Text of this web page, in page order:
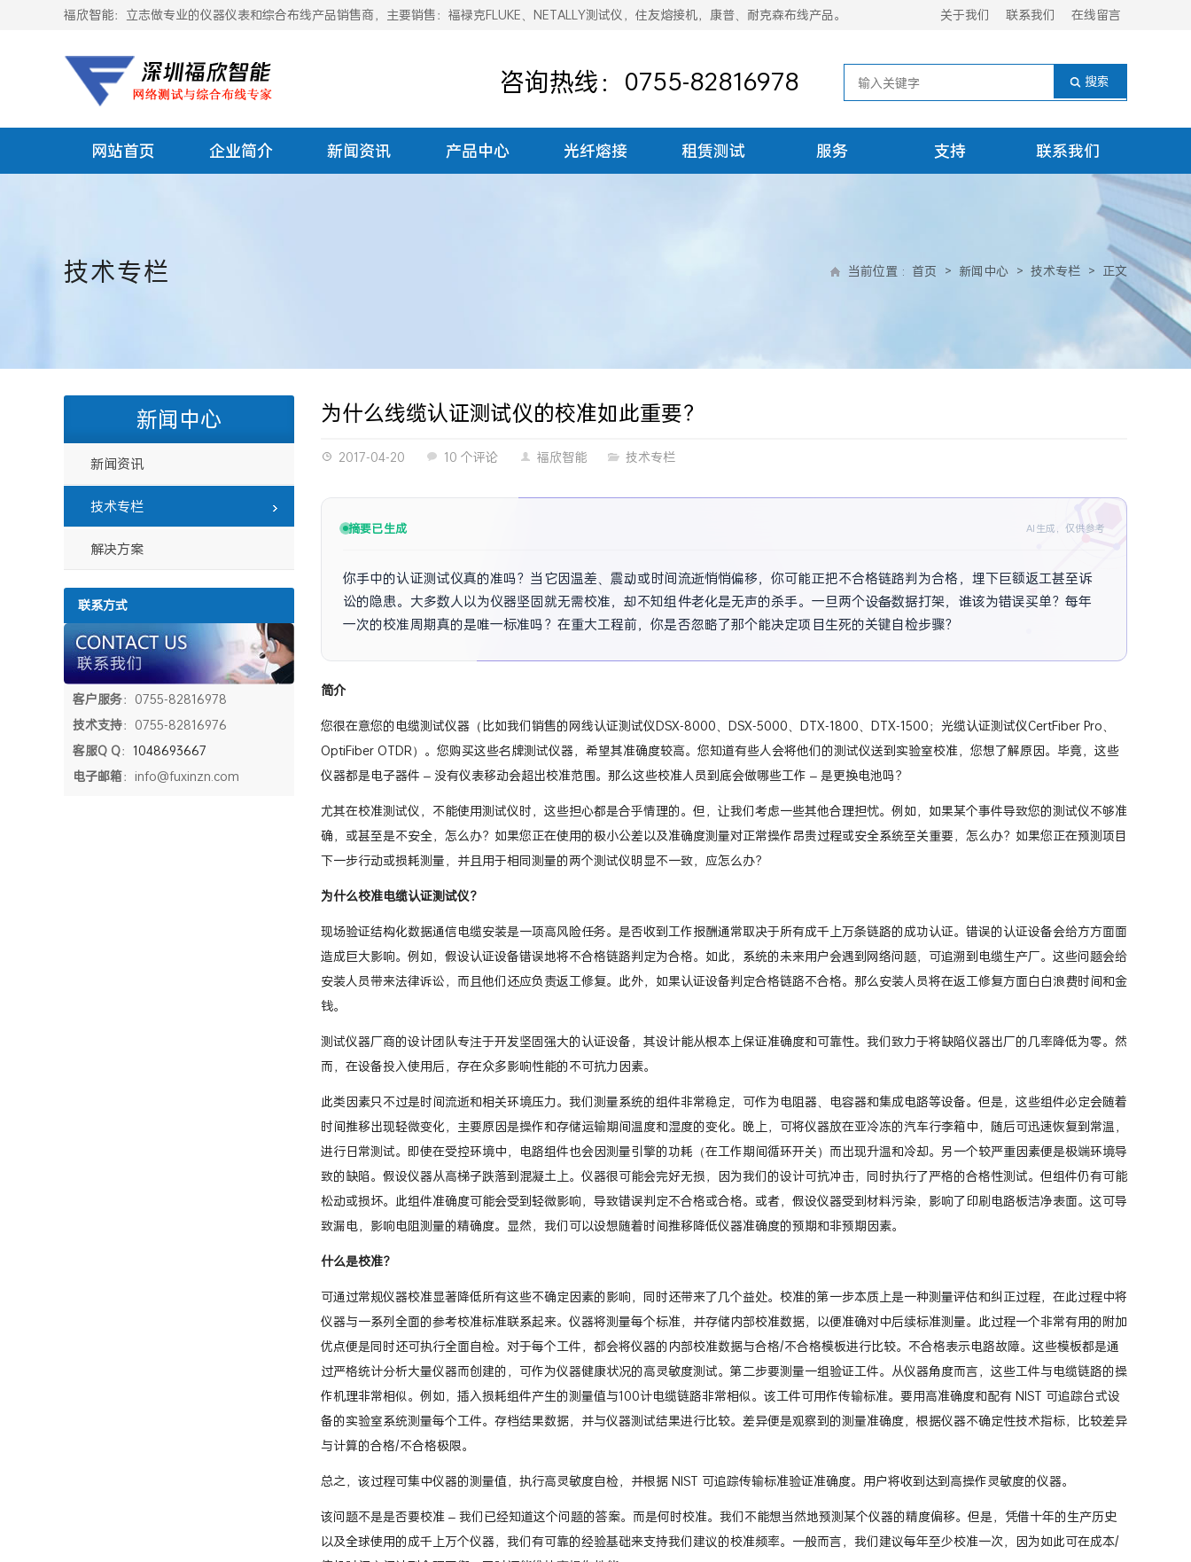
福欣智能：立志做专业的仪器仪表和综合布线产品销售商，主要销售：福禄克FLUKE、NETALLY测试仪，住友熔接机，康普、耐克森布线产品。 关于我们 联系我们 在线留言
咨询热线：0755-82816978
网站首页 企业简介 新闻资讯 产品中心 光纤熔接 租赁测试 服务 支持 联系我们
技术专栏 当前位置 : 首页 > 新闻中心 > 技术专栏 > 正文
为什么线缆认证测试仪的校准如此重要？
2017-04-20 10 个评论 福欣智能 技术专栏
摘要已生成 AI生成，仅供参考
你手中的认证测试仪真的准吗？当它因温差、震动或时间流逝悄悄偏移，你可能正把不合格链路判为合格，埋下巨额返工甚至诉
讼的隐患。大多数人以为仪器坚固就无需校准，却不知组件老化是无声的杀手。一旦两个设备数据打架，谁该为错误买单？每年
一次的校准周期真的是唯一标准吗？在重大工程前，你是否忽略了那个能决定项目生死的关键自检步骤？
简介
您很在意您的电缆测试仪器（比如我们销售的网线认证测试仪DSX-8000、DSX-5000、DTX-1800、DTX-1500；光缆认证测试仪CertFiber Pro、
OptiFiber OTDR）。您购买这些名牌测试仪器，希望其准确度较高。您知道有些人会将他们的测试仪送到实验室校准，您想了解原因。毕竟，这些
仪器都是电子器件 – 没有仪表移动会超出校准范围。那么这些校准人员到底会做哪些工作 – 是更换电池吗？
尤其在校准测试仪，不能使用测试仪时，这些担心都是合乎情理的。但，让我们考虑一些其他合理担忧。例如，如果某个事件导致您的测试仪不够准
确，或甚至是不安全，怎么办？如果您正在使用的极小公差以及准确度测量对正常操作昂贵过程或安全系统至关重要，怎么办？如果您正在预测项目
下一步行动或损耗测量，并且用于相同测量的两个测试仪明显不一致，应怎么办？
为什么校准电缆认证测试仪？
现场验证结构化数据通信电缆安装是一项高风险任务。是否收到工作报酬通常取决于所有成千上万条链路的成功认证。错误的认证设备会给方方面面
造成巨大影响。例如，假设认证设备错误地将不合格链路判定为合格。如此，系统的未来用户会遇到网络问题，可追溯到电缆生产厂。这些问题会给
安装人员带来法律诉讼，而且他们还应负责返工修复。此外，如果认证设备判定合格链路不合格。那么安装人员将在返工修复方面白白浪费时间和金
钱。
测试仪器厂商的设计团队专注于开发坚固强大的认证设备，其设计能从根本上保证准确度和可靠性。我们致力于将缺陷仪器出厂的几率降低为零。然
而，在设备投入使用后，存在众多影响性能的不可抗力因素。
此类因素只不过是时间流逝和相关环境压力。我们测量系统的组件非常稳定，可作为电阻器、电容器和集成电路等设备。但是，这些组件必定会随着
时间推移出现轻微变化，主要原因是操作和存储运输期间温度和湿度的变化。晚上，可将仪器放在亚冷冻的汽车行李箱中，随后可迅速恢复到常温，
进行日常测试。即使在受控环境中，电路组件也会因测量引擎的功耗（在工作期间循环开关）而出现升温和冷却。另一个较严重因素便是极端环境导
致的缺陷。假设仪器从高梯子跌落到混凝土上。仪器很可能会完好无损，因为我们的设计可抗冲击，同时执行了严格的合格性测试。但组件仍有可能
松动或损坏。此组件准确度可能会受到轻微影响，导致错误判定不合格或合格。或者，假设仪器受到材料污染，影响了印刷电路板洁净表面。这可导
致漏电，影响电阻测量的精确度。显然，我们可以设想随着时间推移降低仪器准确度的预期和非预期因素。
什么是校准？
可通过常规仪器校准显著降低所有这些不确定因素的影响，同时还带来了几个益处。校准的第一步本质上是一种测量评估和纠正过程，在此过程中将
仪器与一系列全面的参考校准标准联系起来。仪器将测量每个标准，并存储内部校准数据，以便准确对中后续标准测量。此过程一个非常有用的附加
优点便是同时还可执行全面自检。对于每个工件，都会将仪器的内部校准数据与合格/不合格模板进行比较。不合格表示电路故障。这些模板都是通
过严格统计分析大量仪器而创建的，可作为仪器健康状况的高灵敏度测试。第二步要测量一组验证工件。从仪器角度而言，这些工件与电缆链路的操
作机理非常相似。例如，插入损耗组件产生的测量值与100计电缆链路非常相似。该工件可用作传输标准。要用高准确度和配有 NIST 可追踪台式设
备的实验室系统测量每个工件。存档结果数据，并与仪器测试结果进行比较。差异便是观察到的测量准确度，根据仪器不确定性技术指标，比较差异
与计算的合格/不合格极限。
总之，该过程可集中仪器的测量值，执行高灵敏度自检，并根据 NIST 可追踪传输标准验证准确度。用户将收到达到高操作灵敏度的仪器。
该问题不是是否要校准 – 我们已经知道这个问题的答案。而是何时校准。我们不能想当然地预测某个仪器的精度偏移。但是，凭借十年的生产历史
以及全球使用的成千上万个仪器，我们有可靠的经验基础来支持我们建议的校准频率。一般而言，我们建议每年至少校准一次，因为如此可在成本/
新闻中心
新闻资讯
技术专栏
解决方案
联系方式
客户服务：0755-82816978
技术支持：0755-82816976
客服Q Q： 1048693667
电子邮箱：info@fuxinzn.com